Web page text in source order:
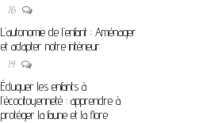
16
L’autonomie de l’enfant : Aménager
et adapter notre intérieur
14
Éduquer les enfants à
l’écocitoyenneté : apprendre à
protéger la faune et la flore